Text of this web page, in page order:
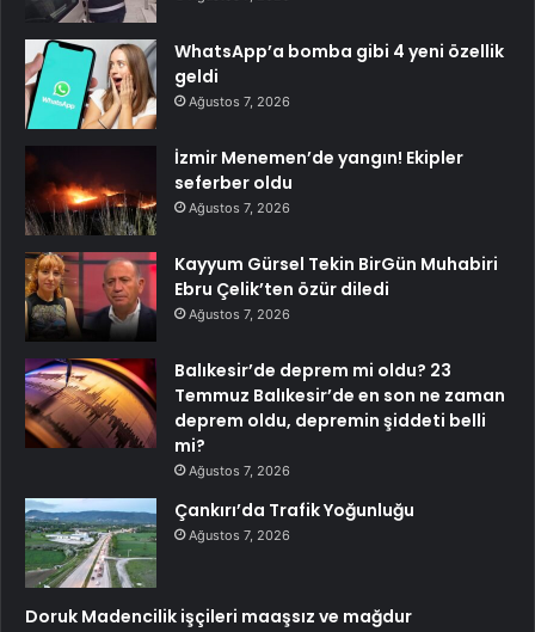
WhatsApp’a bomba gibi 4 yeni özellik
geldi
Ağustos 7, 2026
İzmir Menemen’de yangın! Ekipler
seferber oldu
Ağustos 7, 2026
Kayyum Gürsel Tekin BirGün Muhabiri
Ebru Çelik’ten özür diledi
Ağustos 7, 2026
Balıkesir’de deprem mi oldu? 23
Temmuz Balıkesir’de en son ne zaman
deprem oldu, depremin şiddeti belli
mi?
Ağustos 7, 2026
Çankırı’da Trafik Yoğunluğu
Ağustos 7, 2026
Doruk Madencilik işçileri maaşsız ve mağdur